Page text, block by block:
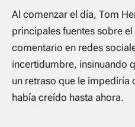
Al comenzar el día, Tom
principales fuentes sobre
comentario en redes
incertidumbre, insinuando
un retraso que le
había creído hasta ahora.